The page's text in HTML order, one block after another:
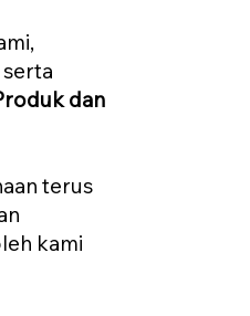
serta
dan
terus
kami